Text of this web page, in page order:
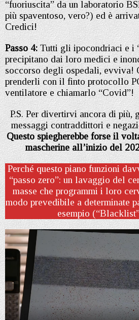
“fuoriuscita” da un laboratorio
più spaventoso, vero?) ed è
Credici!
Passo 4:Tutti gli ipocondriaci e i
precipitano dai loro medici e
soccorso degli ospedali, evviva!
prenderli con il finto protocollo
ventilatore e chiamarlo “Covid”!
P.S. Per divertirvi ancora di più,
messaggi contraddittori e
Questo spiegherebbe forse il
mascherine all’inizio del
Perché questo piano funzioni
“passo zero”: un lavaggio del
masse che programmi i loro
modo prevedibile a determinate
esempio